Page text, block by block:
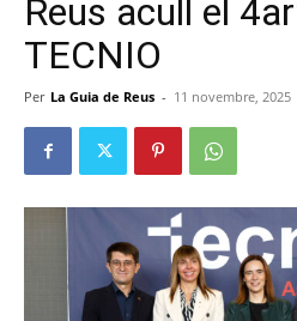
Reus acull el
TECNIO
Per La Guia de Reus - 11 novembre, 2025